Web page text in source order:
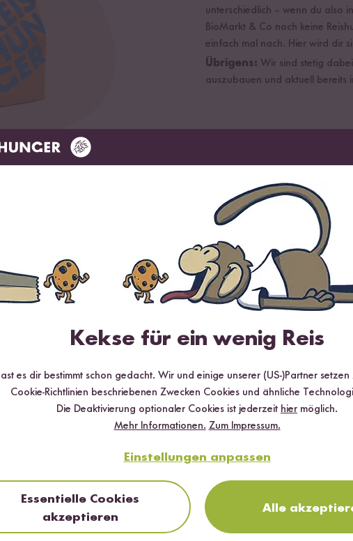
unterschiedlich – wenn du also
BioMarkt & Co noch keine
einfach mal nach. Hier wird dir
Übrigens: Wir sind stetig
auszubauen und aktuell bereits
shoppen
ganz bequem deine liebsten Produkte direkt nach Hause.
Kekse für ein wenig Reis
es dir bestimmt schon gedacht. Wir und einige unserer (US-)Partner
Cookie-Richtlinien beschriebenen Zwecken Cookies und ähnliche
Die Deaktivierung optionaler Cookies ist jederzeit hier möglich.
Mehr Informationen. Zum Impressum.
Einstellungen anpassen
Essentielle Cookies
akzeptieren
Alle